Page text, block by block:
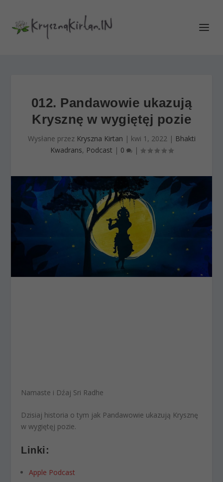
012. Pandawowie ukazują
Krysznę w wygiętęj pozie
Wysłane przez Kryszna Kirtan | kwi 1, 2022| Bhakti
Kwadrans, Podcast | 0 |
Namaste i Dźaj Sri Radhe
Dzisiaj historia o tym jak Pandawowie ukazują Krysznę
w wygiętęj pozie.
Linki:
Apple Podcast